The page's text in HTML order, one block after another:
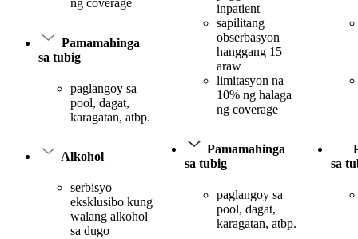
ng coverage
Pamamahinga
sa tubig
paglangoy sa
pool, dagat,
karagatan, atbp.
Alkohol
serbisyo
eksklusibo kung
walang alkohol
sa dugo
inpatient
sapilitang
obserbasyon
hanggang 15
araw
limitasyon na
10% ng halaga
ng coverage
Pamamahinga
sa tubig
paglangoy sa
pool, dagat,
karagatan, atbp.
sa